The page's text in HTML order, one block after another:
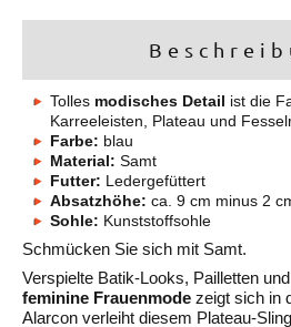
Tolles modisches Detail ist die
Karreeleisten, Plateau und
Farbe: blau
Material: Samt
Futter: Ledergefüttert
Absatzhöhe: ca. 9 cm minus 2
Sohle: Kunststoffsohle
Schmücken Sie sich mit Samt.
Verspielte Batik-Looks, Pailletten
feminine Frauenmode zeigt sich in
Alarcon verleiht diesem Plateau-